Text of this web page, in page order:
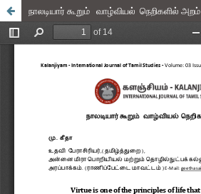
நாலடியார் கூறும் வாழ்வியல் நெறிகளில் அறம்